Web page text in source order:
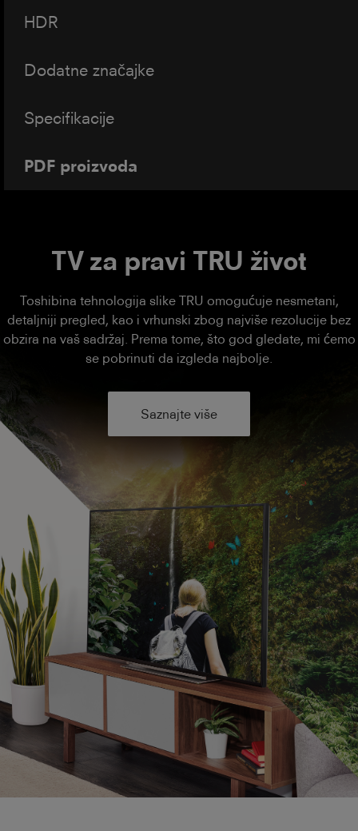
HDR
Dodatne značajke
Specifikacije
PDF proizvoda
TV za pravi TRU život
Toshibina tehnologija slike TRU omogućuje nesmetani,
detaljniji pregled, kao i vrhunski zbog najviše rezolucije bez
obzira na vaš sadržaj. Prema tome, što god gledate, mi ćemo
se pobrinuti da izgleda najbolje.
Saznajte više